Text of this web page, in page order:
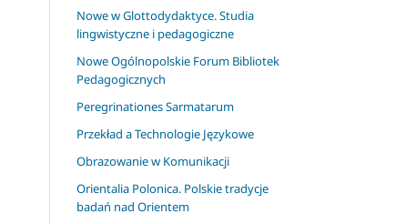
Nowe w Glottodydaktyce. Studia
lingwistyczne i pedagogiczne
Nowe Ogólnopolskie Forum Bibliotek
Pedagogicznych
Peregrinationes Sarmatarum
Przekład a Technologie Językowe
Obrazowanie w Komunikacji
Orientalia Polonica. Polskie tradycje
badań nad Orientem